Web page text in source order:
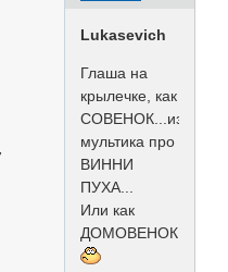
Lukasevich
Глаша на
крылечке, как
СОВЕНОК...из
мультика про
ВИННИ
ПУХА...
Или как
ДОМОВЕНОК....